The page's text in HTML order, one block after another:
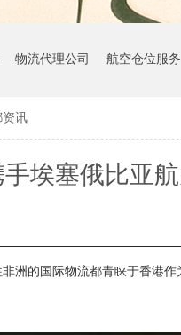
物流代理公司 航空仓位服务
资讯
埃塞俄比亚
洲的国际物流都青睐于香港